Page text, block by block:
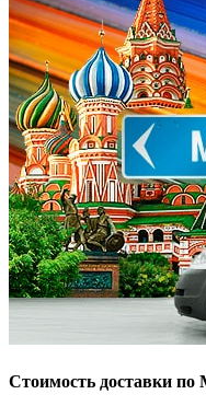
Стоимость доставки по